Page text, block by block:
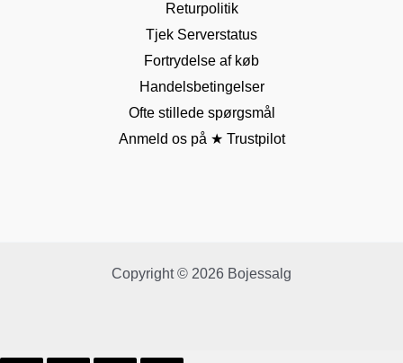
Returpolitik
Tjek Serverstatus
Fortrydelse af køb
Handelsbetingelser
Ofte stillede spørgsmål
Anmeld os på ★ Trustpilot
Copyright © 2026 Bojessalg